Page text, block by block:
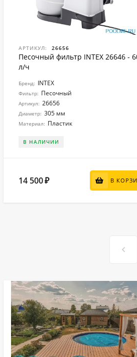
АРТИКУЛ: 26656
Песочный фильтр INTEX 26646 -
л/ч
Бренд: INTEX
Фильтр: Песочный
Артикул: 26656
Диаметр: 305 мм
Материал: Пластик
В НАЛИЧИИ
14 500₽ В